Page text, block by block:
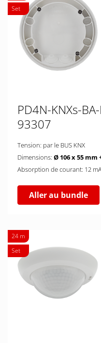
Set
PD4N-KNXs-
93307
Tension: par le BUS KNX
Dimensions: Ø 106 x 55 mm
Absorption de courant:
Aller au bundle
24 m
Set